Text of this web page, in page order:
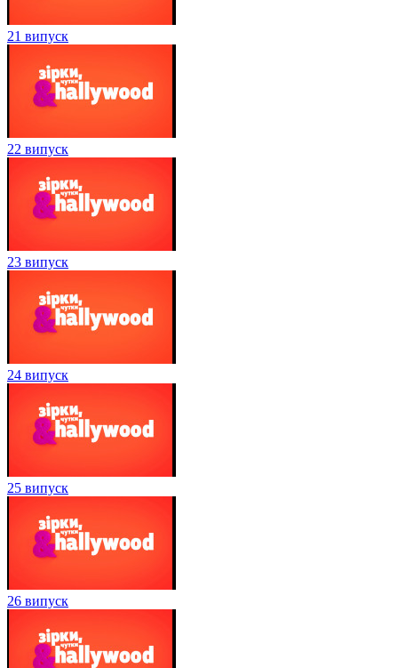
21 випуск
22 випуск
23 випуск
24 випуск
25 випуск
26 випуск